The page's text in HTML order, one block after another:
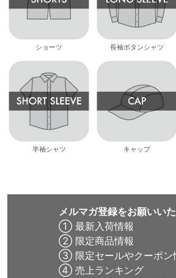
ショーツ 長袖ボタンシャツ
半袖シャツ キャップ
メルマガ登録をお願いい
① 最新入荷情報
② 限定商品情報
③ 限定セールやクーポン
④ 売上ランキング